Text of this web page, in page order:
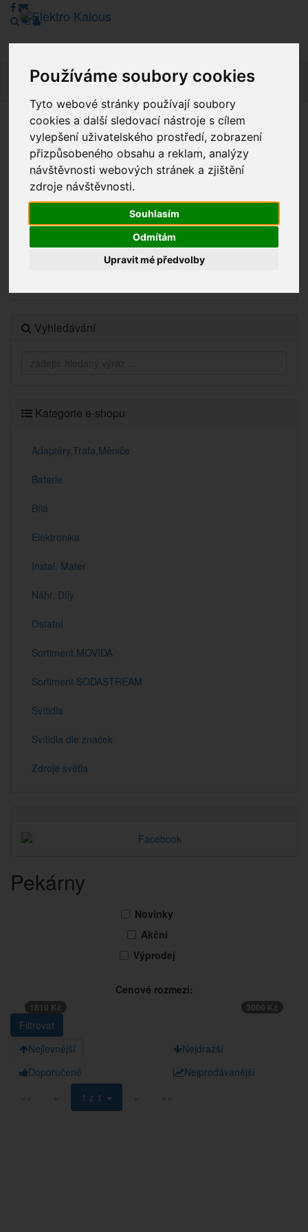
Používáme soubory cookies
Tyto webové stránky používají soubory
cookies a další sledovací nástroje s cílem
vylepšení uživatelského prostředí, zobrazení
přizpůsobeného obsahu a reklam, analýzy
návštěvnosti webových stránek a zjištění
zdroje návštěvnosti.
Souhlasím
Odmítám
Upravit mé předvolby
Vážení zákazníci, v tuto chvíli je Náš internetový obchod v
režimu Katalogu. Objednávky on-line nyní nelze vyřídit.
Děkujeme za pochopení.
Novinky
Vyhledávání
Kategorie e-shopu
Adaptéry,Trafa,Měniče
Baterie
Bílá
Elektronika
Instal. Mater
Náhr. Díly
Ostatní
Sortiment MOVIDA
Sortiment SODASTREAM
Svítidla
Svítidla dle značek
Zdroje světla
Pekárny
Novinky
Akční
Výprodej
Cenové rozmezí:
1810 Kč 3000 Kč
Nejlevnější
Nejdražší
Doporučené
Nejprodávanější
««
« 1 z 1 » »»